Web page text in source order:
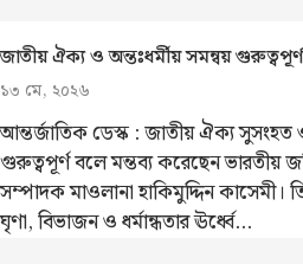
জাতীয় ঐক্য ও অন্তঃধর্মীয় সমন্বয়
১৩ মে, ২০২৬
আন্তর্জাতিক ডেস্ক : জাতীয় ঐক্য সুসংহত
গুরুত্বপূর্ণ বলে মন্তব্য করেছেন ভারতীয়
সম্পাদক মাওলানা হাকিমুদ্দিন কাসেমী।
ঘৃণা, বিভাজন ও ধর্মান্ধতার ঊর্ধ্বে…